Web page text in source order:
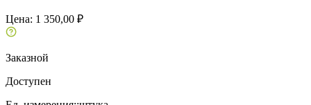
Цена: 1 350,00 ₽
Заказной
Доступен